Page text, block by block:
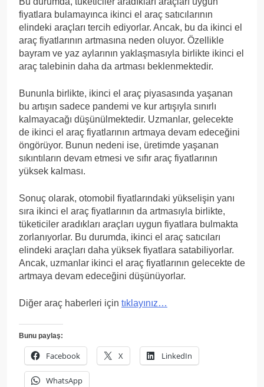
fiyatlara bulamayınca ikinci el araç satıcılarının
elindeki araçları tercih ediyorlar. Ancak, bu da ikinci el
araç fiyatlarının artmasına neden oluyor. Özellikle
bayram ve yaz aylarının yaklaşmasıyla birlikte ikinci el
araç talebinin daha da artması beklenmektedir.
Bununla birlikte, ikinci el araç piyasasında yaşanan
bu artışın sadece pandemi ve kur artışıyla sınırlı
kalmayacağı düşünülmektedir. Uzmanlar, gelecekte
de ikinci el araç fiyatlarının artmaya devam edeceğini
öngörüyor. Bunun nedeni ise, üretimde yaşanan
sıkıntıların devam etmesi ve sıfır araç fiyatlarının
yüksek kalması.
Sonuç olarak, otomobil fiyatlarındaki yükselişin yanı
sıra ikinci el araç fiyatlarının da artmasıyla birlikte,
tüketiciler aradıkları araçları uygun fiyatlara bulmakta
zorlanıyorlar. Bu durumda, ikinci el araç satıcıları
elindeki araçları daha yüksek fiyatlara satabiliyorlar.
Ancak, uzmanlar ikinci el araç fiyatlarının gelecekte de
artmaya devam edeceğini düşünüyorlar.
Diğer araç haberleri için tıklayınız…
Bunu paylaş:
Facebook X LinkedIn
WhatsApp